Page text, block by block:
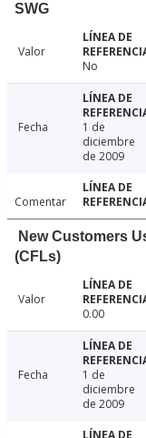
SWG
Valor
No
Fecha
1 de
diciembre
de 2009
Comentar
New Customers
(CFLs)
Valor
0.00
Fecha
1 de
diciembre
de 2009